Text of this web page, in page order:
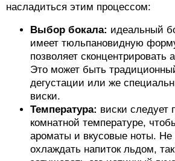
насладиться этим процессом:
Выбор бокала: идеальный
имеет тюльпановидную
позволяет сконцентрировать
Это может быть
дегустации или же
виски.
Температура: виски следует
комнатной температуре,
ароматы и вкусовые ноты. Не
охлаждать напиток льдом,